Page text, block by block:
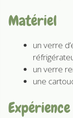
Matériel
un verre
un verre
une
Expérience